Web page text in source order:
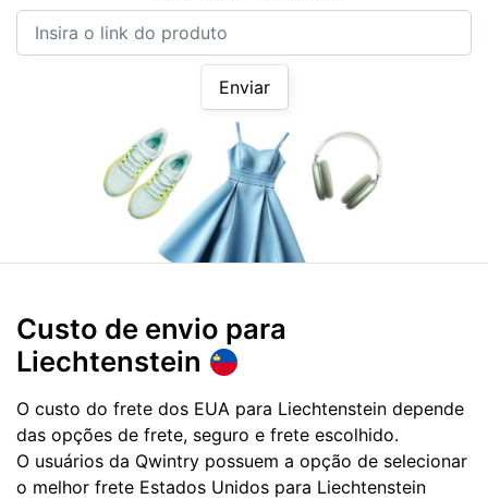
Enviar
Custo de envio para
Liechtenstein
O custo do frete dos EUA para Liechtenstein depende
das opções de frete, seguro e frete escolhido.
O usuários da Qwintry possuem a opção de selecionar
o melhor frete Estados Unidos para Liechtenstein